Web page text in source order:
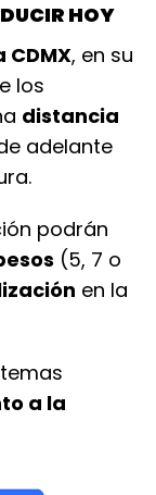
HOY
, en su
los
distancia
adelante
podrán
(5, 7 o
en la
a la